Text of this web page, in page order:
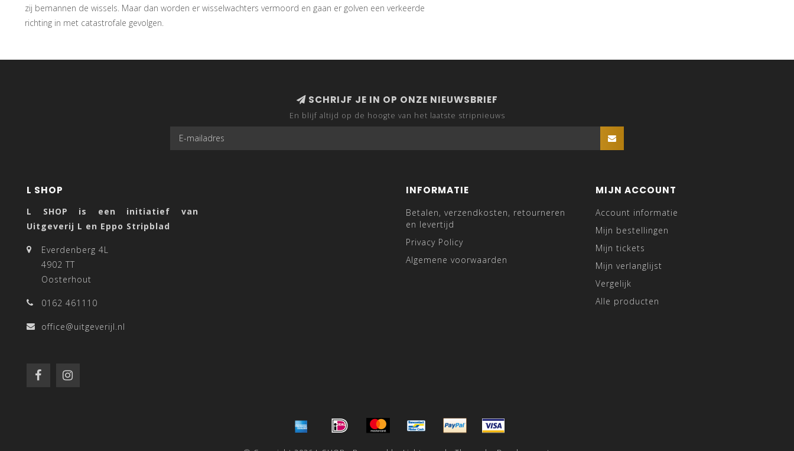
zij bemannen de wissels. Maar dan worden er wisselwachters vermoord en gaan er golven een verkeerde
richting in met catastrofale gevolgen.
SCHRIJF JE IN OP ONZE NIEUWSBRIEF
En blijf altijd op de hoogte van het laatste stripnieuws
L SHOP
L SHOP is een initiatief van
Uitgeverij L en Eppo Stripblad
Everdenberg 4L
4902 TT
Oosterhout
0162 461110
office@uitgeverijl.nl
INFORMATIE
Betalen, verzendkosten, retourneren
en levertijd
Privacy Policy
Algemene voorwaarden
MIJN ACCOUNT
Account informatie
Mijn bestellingen
Mijn tickets
Mijn verlanglijst
Vergelijk
Alle producten